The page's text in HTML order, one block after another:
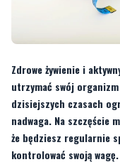
Zdrowe żywienie i
utrzymać swój
nadwaga. Na szczęście
że będziesz regularnie
kontrolować swoją wagę.
Zrzucenie nadmiarowych
nawet wiele miesięcy.
sprawdzać wyniki, jakie